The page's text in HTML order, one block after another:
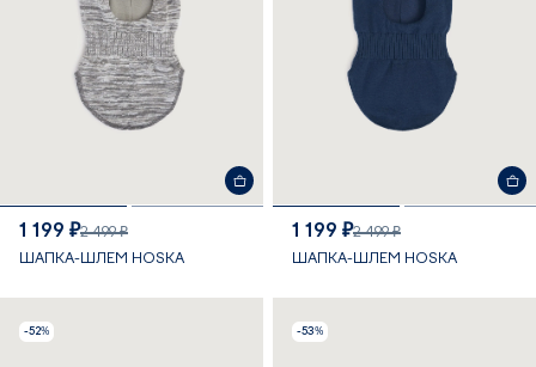
1 199 ₽2 499 ₽
ШАПКА-ШЛЕМ HOSKA
1 199 ₽2 499 ₽
ШАПКА-ШЛЕМ HOSKA
-52% -53%